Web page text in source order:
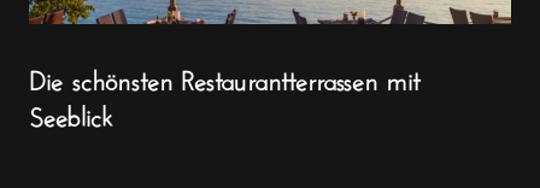
Die schönsten Restaurantterrassen mit
Seeblick